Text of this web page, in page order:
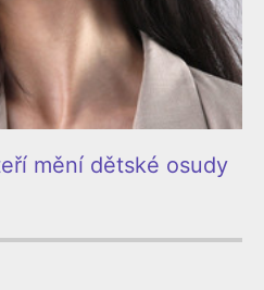
mění dětské osudy